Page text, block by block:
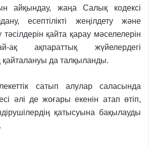
айқындау, жаңа Салық кодексі
есептілікті жеңілдету және
қайта қарау мәселелерін
ақ ақпараттық жүйелердегі
да талқыланды.
сатып алулар саласында
әлі де жоғары екенін атап өтіп,
қатысуына бақылауды